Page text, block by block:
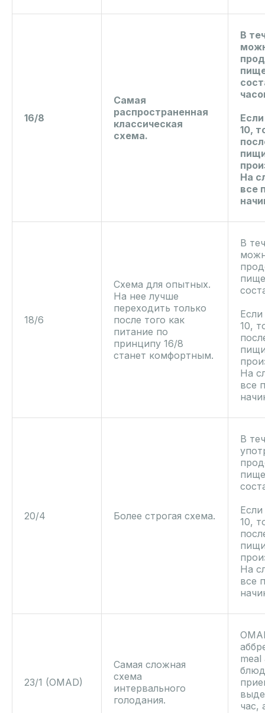
16/8
Самая
распространенная
классическая
схема.
В
10,
На
все
18/6
Схема для опытных.
На нее лучше
переходить только
после того как
питание по
принципу 16/8
станет комфортным.
В
Если
10,
На
все
20/4 Более строгая схема.
В
Если
10,
На
все
23/1 (OMAD)
Самая сложная
схема
интервального
голодания.
час,